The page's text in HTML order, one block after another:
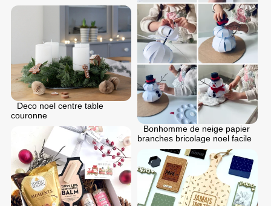
Bonhomme de neige papier
branches bricolage noel facile
Deco noel centre table
couronne